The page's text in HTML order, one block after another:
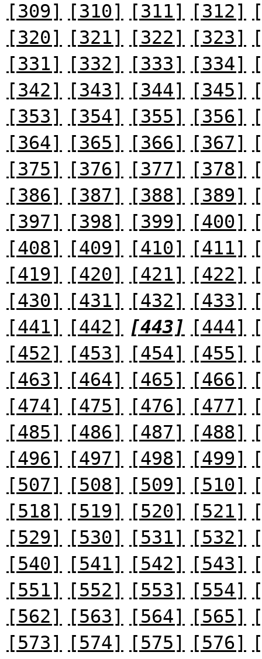
[309]
[310] [311] [312]
[320]
[321] [322] [323]
[331]
[332] [333] [334]
[342]
[343] [344] [345]
[353]
[354] [355] [356]
[364]
[365] [366] [367]
[375]
[376] [377] [378]
[386]
[387] [388] [389]
[397]
[398] [399] [400]
[408]
[409] [410] [411]
[419]
[420] [421] [422]
[430]
[431] [432] [433]
[441]
[442] [443] [444]
[452]
[453] [454] [455]
[463]
[464] [465] [466]
[474]
[475] [476] [477]
[485]
[486] [487] [488]
[496]
[497] [498] [499]
[507]
[508] [509] [510]
[518]
[519] [520] [521]
[529]
[530] [531] [532]
[540]
[541] [542] [543]
[551]
[552] [553] [554]
[562]
[563] [564] [565]
[573]
[574] [575] [576]